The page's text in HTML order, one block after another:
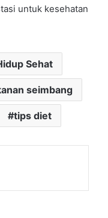
untuk kesehatan
Sehat
seimbang
tips diet